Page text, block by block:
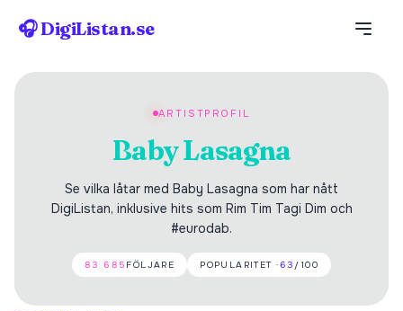
🎧 DigiListan.se
ARTISTPROFIL
Baby Lasagna
Se vilka låtar med Baby Lasagna som har nått
DigiListan, inklusive hits som Rim Tim Tagi Dim och
#eurodab.
83 685 FÖLJARE POPULARITET ·63 /100